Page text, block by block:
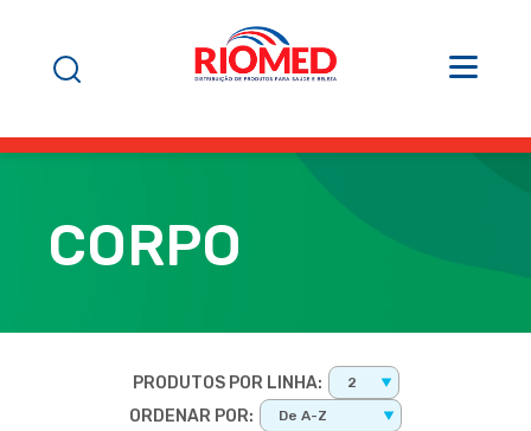
CORPO
PRODUTOS POR LINHA: 2
ORDENAR POR: De A-Z